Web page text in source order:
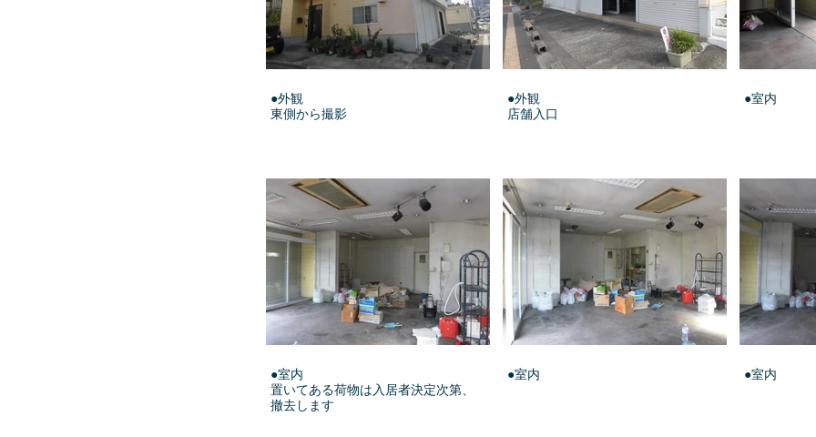
●外観
東側から撮影
●外観
店舗入口
●室内
●室内
置いてある荷物は入居者決定次第、
撤去します
●室内 ●室内